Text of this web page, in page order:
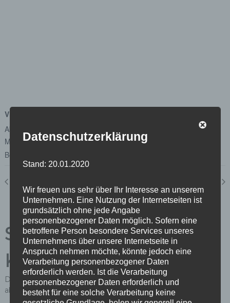
VERANSTALTUNGSORT
Abgeordnetenhaus von Berlin
Margot-Friedländer-Platz
Berlin
Schreibe einen
Kommentar
Du musstangemeldetsein, um einen Kommentar
abzugeben.
Datenschutzerklärung
Stand: 20.01.2020
Wir freuen uns sehr über Ihr Interesse an unserem
Unternehmen. Eine Nutzung der Internetseiten ist
grundsätzlich ohne jede Angabe
personenbezogener Daten möglich. Sofern eine
betroffene Person besondere Services unseres
Unternehmens über unsere Internetseite in
Anspruch nehmen möchte, könnte jedoch eine
Verarbeitung personenbezogener Daten
erforderlich werden. Ist die Verarbeitung
personenbezogener Daten erforderlich und
besteht für eine solche Verarbeitung keine